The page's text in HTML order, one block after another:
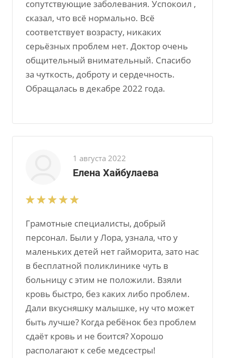
сопутствующие заболевания. Успокоил ,
сказал, что всё нормально. Всё
соответствует возрасту, никаких
серьёзных проблем нет. Доктор очень
общительный внимательный. Спасибо
за чуткость, доброту и сердечность.
Обращалась в декабре 2022 года.
1 августа 2022
Елена Хайбулаева
Грамотные специалисты, добрый
персонал. Были у Лора, узнала, что у
маленьких детей нет гайморита, зато нас
в бесплатной поликлинике чуть в
больницу с этим не положили. Взяли
кровь быстро, без каких либо проблем.
Дали вкусняшку малышке, ну что может
быть лучше? Когда ребёнок без проблем
сдаёт кровь и не боится? Хорошо
располагают к себе медсестры!